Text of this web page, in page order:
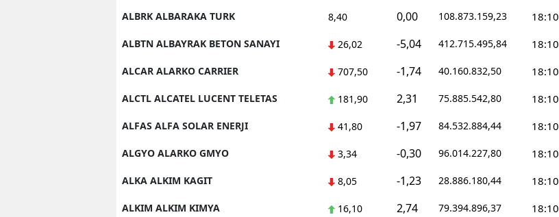
ALBRK ALBARAKA TURK 8,40 0,00 108.873.159,23 18:10
ALBTN ALBAYRAK BETON SANAYI 26,02 -5,04 412.715.495,84 18:10
ALCAR ALARKO CARRIER 707,50 -1,74 40.160.832,50 18:10
ALCTL ALCATEL LUCENT TELETAS 181,90 2,31 75.885.542,80 18:10
ALFAS ALFA SOLAR ENERJI 41,80 -1,97 84.532.884,44 18:10
ALGYO ALARKO GMYO 3,34 -0,30 96.014.227,80 18:10
ALKA ALKIM KAGIT 8,05 -1,23 28.886.180,44 18:10
ALKIM ALKIM KIMYA 16,10 2,74 79.394.896,37 18:10